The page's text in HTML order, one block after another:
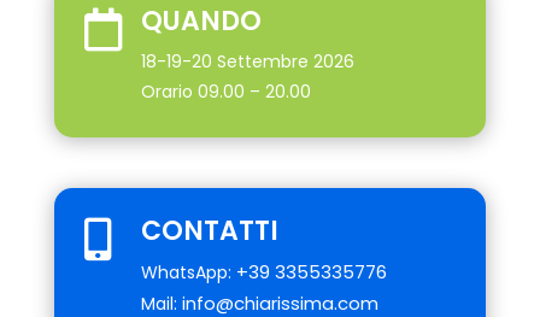
 QUANDO
18-19-20 Settembre 2026
Orario 09.00 – 20.00
 CONTATTI
WhatsApp: +39 3355335776
Mail: info@chiarissima.com